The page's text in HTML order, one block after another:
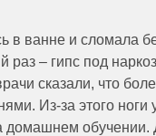
в ванне и
– гипс под
сказали, что
Из-за этого
обучении.